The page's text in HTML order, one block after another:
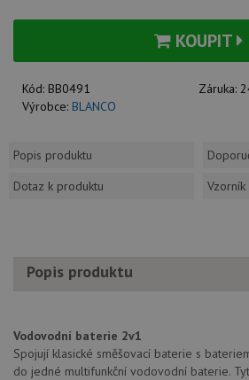
KOUPIT
Kód: BB0491 Záruka:
Výrobce: BLANCO
Popis produktu
Dotaz k produktu
Popis produktu
Vodovodní baterie 2v1
Spojují klasické směšovací baterie s
do jedné multifunkční vodovodní baterie.